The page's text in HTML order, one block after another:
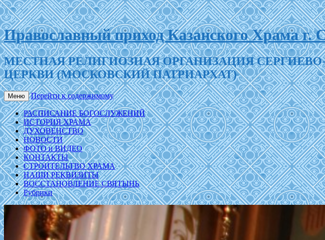
Православный приход Казанского Храма г.
МЕСТНАЯ РЕЛИГИОЗНАЯ ОРГАНИЗАЦИЯ
ЦЕРКВИ (МОСКОВСКИЙ ПАТРИАРХАТ)
Меню Перейти к содержимому
РАСПИСАНИЕ БОГОСЛУЖЕНИЙ
ИСТОРИЯ ХРАМА
ДУХОВЕНСТВО
НОВОСТИ
ФОТО и ВИДЕО
КОНТАКТЫ
СТРОИТЕЛЬТВО ХРАМА
НАШИ РЕКВИЗИТЫ
ВОССТАНОВЛЕНИЕ СВЯТЫНЬ
Рубрики